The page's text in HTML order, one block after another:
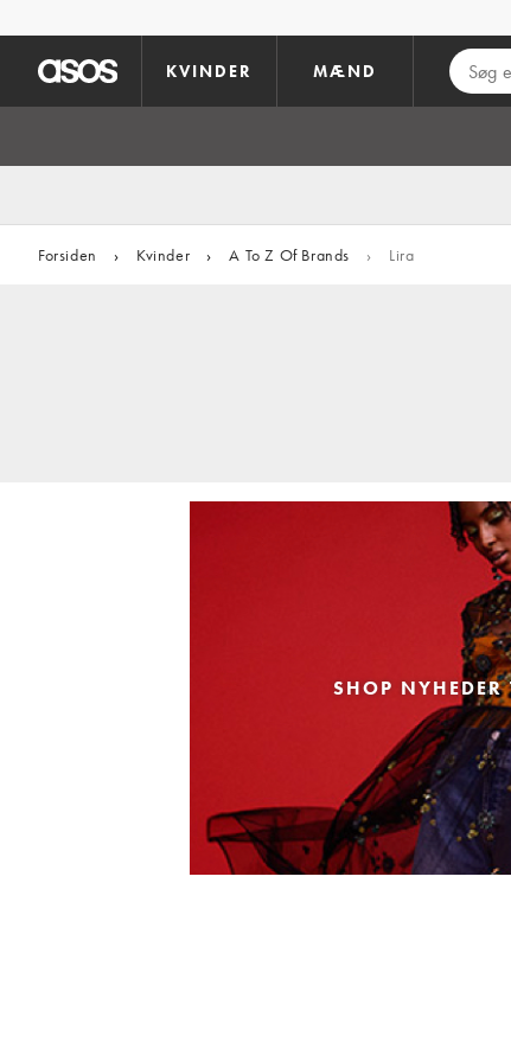
KVINDER MÆND
Forsiden › Kvinder › A To Z Of Brands › Lira
SHOP